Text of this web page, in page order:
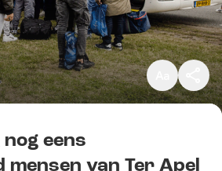
Klein
Standaard
Groot
nog eens
mensen van Ter Apel